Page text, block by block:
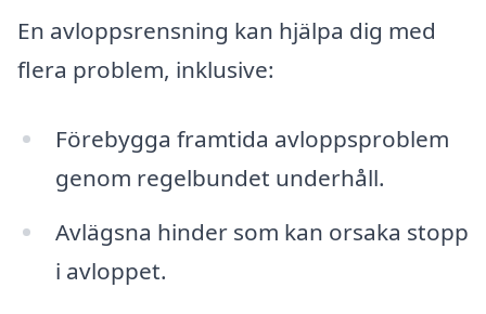
En avloppsrensning kan hjälpa dig med
flera problem, inklusive:
Förebygga framtida avloppsproblem
genom regelbundet underhåll.
Avlägsna hinder som kan orsaka stopp
i avloppet.